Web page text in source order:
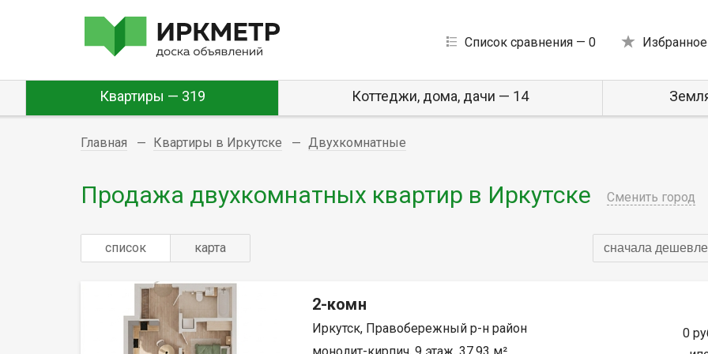
Список сравнения — 0
Квартиры — 319 Коттеджи, дома, дачи — 14
Главная Квартиры в Иркутске Двухкомнатные
Продажа двухкомнатных квартир в Иркутске Сменить город
список карта сначала дешевле
2-комн
Иркутск, Правобережный р-н район
0